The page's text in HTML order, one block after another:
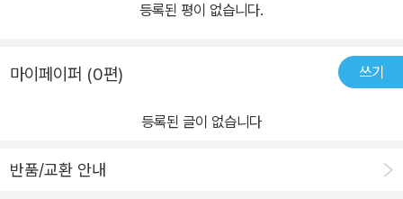
등록된 평이 없습니다.
마이페이퍼 (0편) 쓰기
등록된 글이 없습니다
반품/교환 안내